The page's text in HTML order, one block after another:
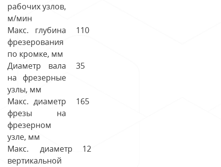
рабочих узлов,
м/мин
Макс. глубина
фрезерования
по кромке, мм
110
Диаметр вала
на фрезерные
узлы, мм
35
Макс. диаметр
фрезы на
фрезерном
узле, мм
165
Макс. диаметр
вертикальной
12